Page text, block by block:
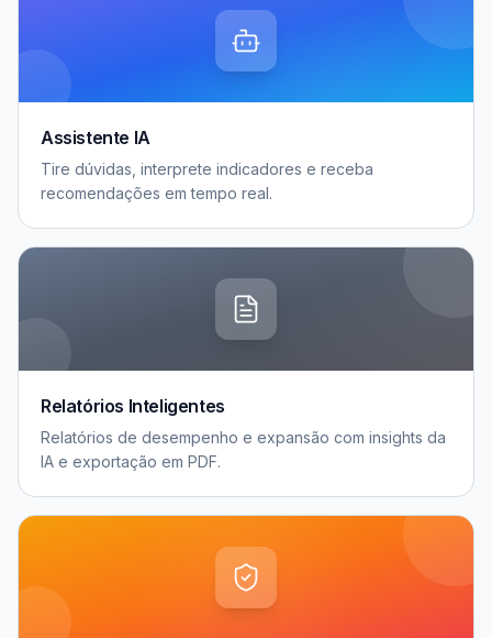
Assistente IA
Tire dúvidas, interprete indicadores e receba
recomendações em tempo real.
Relatórios Inteligentes
Relatórios de desempenho e expansão com insights da
IA e exportação em PDF.